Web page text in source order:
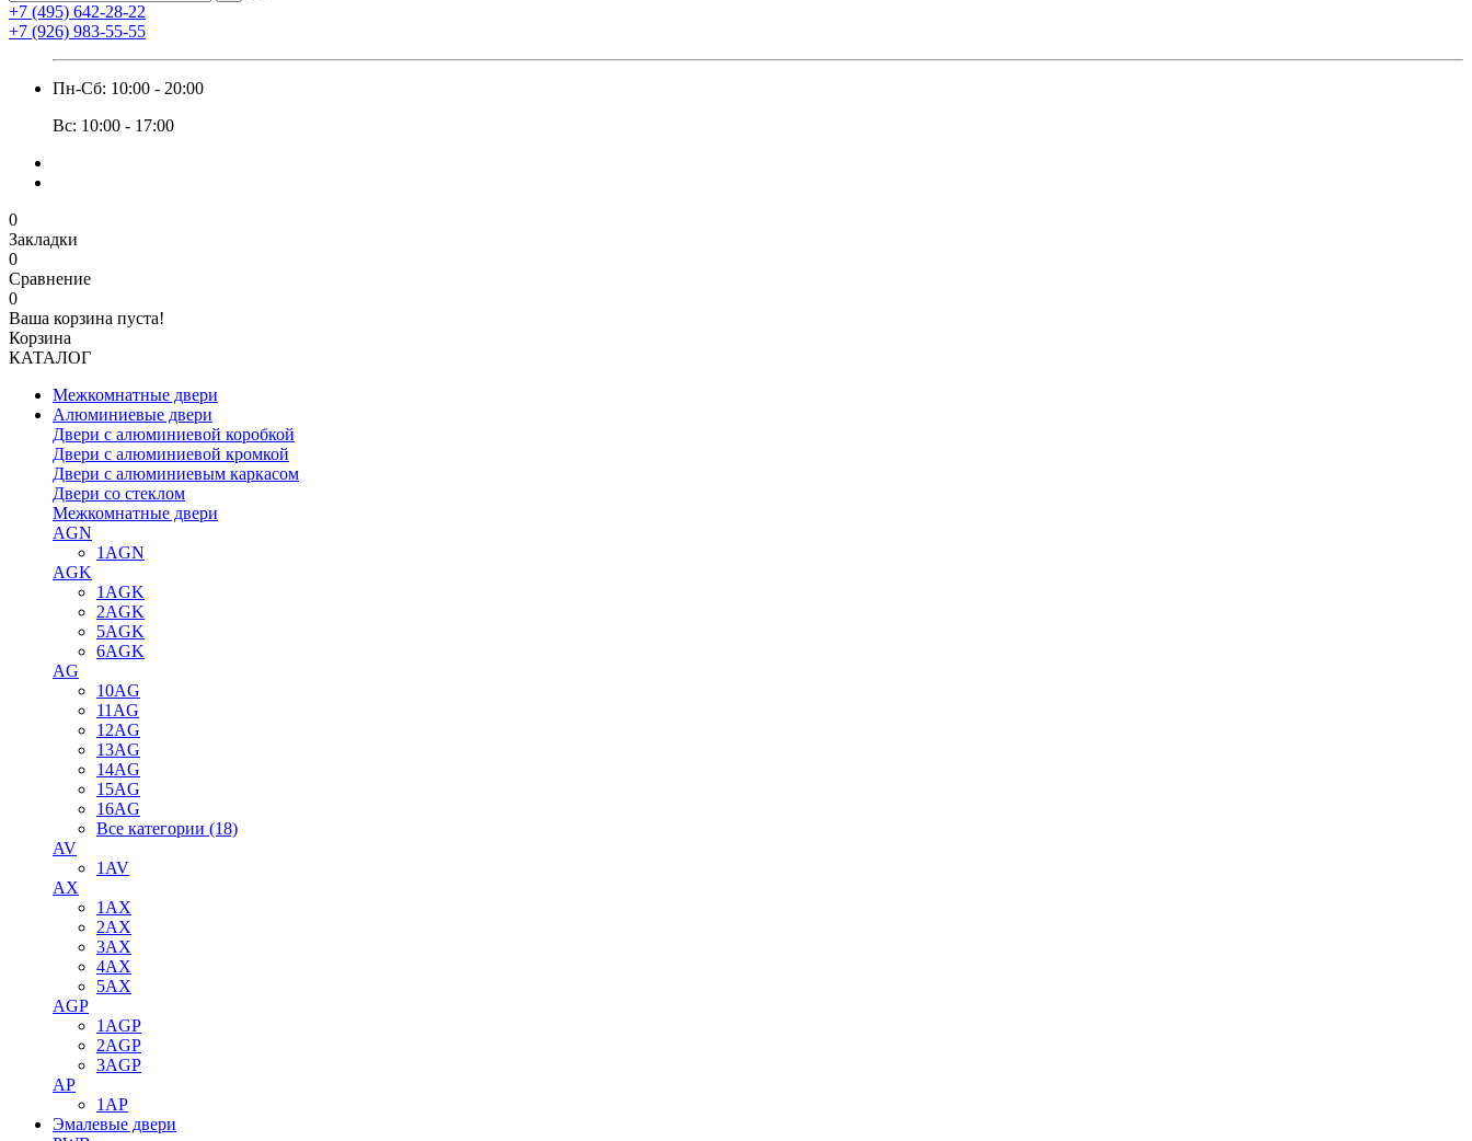
+7 (495) 642-28-22
+7 (926) 983-55-55
Пн-Сб: 10:00 - 20:00
Вс: 10:00 - 17:00
0
Закладки
0
Сравнение
0
Ваша корзина пуста!
Корзина
КАТАЛОГ
Межкомнатные двери
Алюминиевые двери
Двери с алюминиевой коробкой
Двери с алюминиевой кромкой
Двери с алюминиевым каркасом
Двери со стеклом
Межкомнатные двери
AGN
1AGN
AGK
1AGK
2AGK
5AGK
6AGK
AG
10AG
11AG
12AG
13AG
14AG
15AG
16AG
Все категории (18)
AV
1AV
AX
1AX
2AX
3AX
4AX
5AX
AGP
1AGP
2AGP
3AGP
AP
1AP
Эмалевые двери